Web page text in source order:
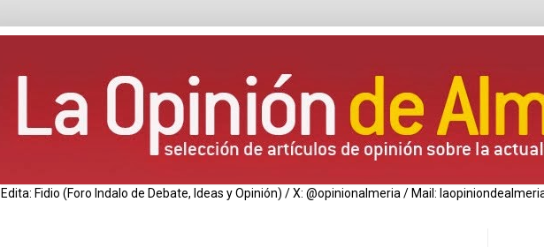
Edita: Fidio (Foro Indalo de Debate, Ideas y Opinión) / X: @opinionalmeria / Mail: